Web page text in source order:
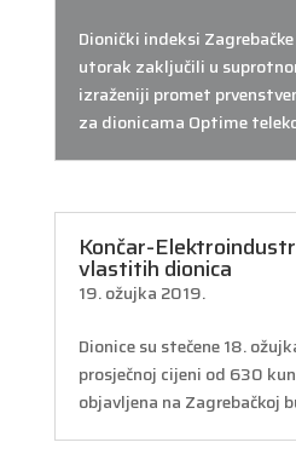
Dionički indeksi
utorak zaključili u
izraženiji promet
za dionicama Optime
Končar-
vlastitih dionica
19. ožujka 2019.
Dionice su stečene 18.
prosječnoj cijeni od 630
objavljena na Zagrebačkoj